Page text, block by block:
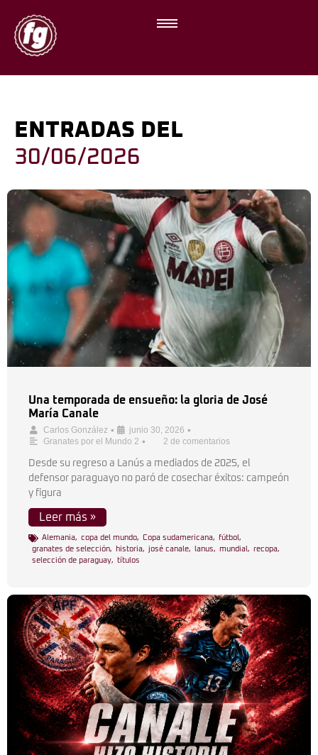
ENTRADAS DEL
30/06/2026
Una temporada de ensueño: la gloria de José
María Canale
Carlos González • junio 30, 2026 •
Granates por el Mundo 2 • 2 de comentarios
Desde su regreso a Lanús a mediados de 2025, el
defensor paraguayo no paró de cosechar éxitos: campeón
y figura
Leer más »
Alemania, copa del mundo, Copa sudamericana, fútbol ,
granates de selección, historia, josé canale, lanus, mundial , recopa,
selección de paraguay, títulos